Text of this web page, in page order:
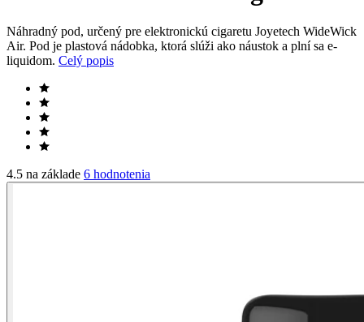
Náhradný pod, určený pre elektronickú cigaretu Joyetech WideWick
Air. Pod je plastová nádobka, ktorá slúži ako náustok a plní sa e-
liquidom. Celý popis
4.5 na základe 6 hodnotenia